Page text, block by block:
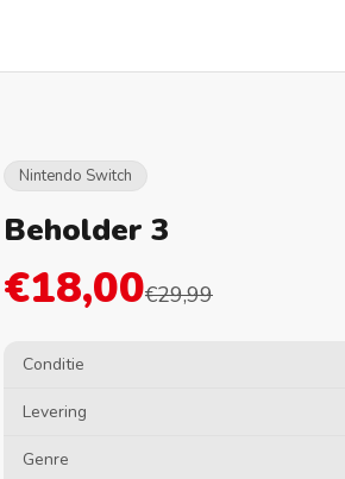
Nintendo Switch
Beholder 3
€18,00€29,99
Conditie
Levering
Genre